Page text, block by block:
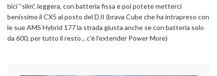
bici “slim”, leggera, con batteria fissa e poi potete metterci
benissimo il CX5 al posto del DJI (brava Cube che ha intrapreso con
le sue AMS Hybrid 177 la strada giusta anche se con batteria solo
da 600, per tutto il resto... c’è l’extender Power More)